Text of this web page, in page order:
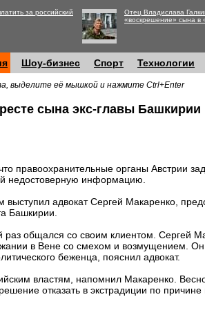
за российский
Отец Владислава
«воскрешение» сына в
Шоу-бизнес Спорт Технологии
выделите её мышкой и нажмите Ctrl+Enter
сына экс-главы Башкирии
правоохранительные органы Австрии
недостоверную информацию.
выступил адвокат Сергей Макаренко,
Башкирии.
общался со своим клиентом. Сергей
в Вене со смехом и возмущением.
беженца, пояснил адвокат.
властям, напомнил Макаренко.
отказать в экстрадиции по причине